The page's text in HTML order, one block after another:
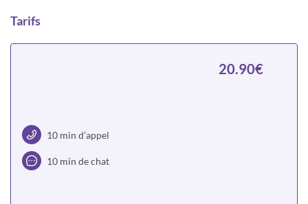
Tarifs
10 min d’appel
10 min de chat
20.90€